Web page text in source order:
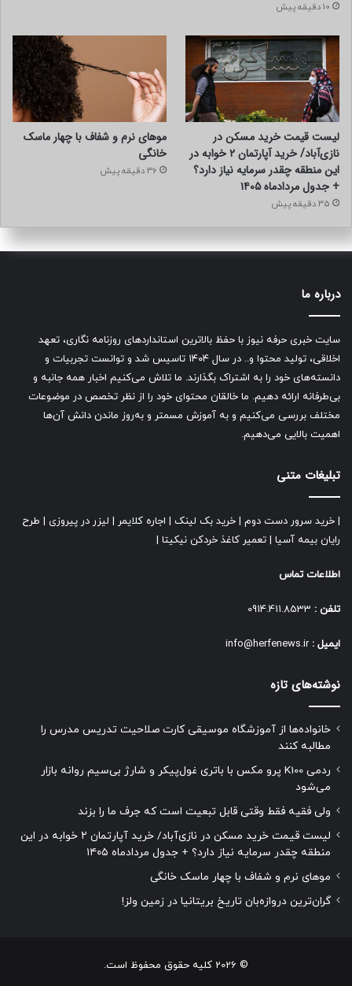
10 دقیقه پیش
لیست قیمت خرید مسکن در
نازی‌آباد/ خرید آپارتمان ۲ خوابه در
این منطقه چقدر سرمایه نیاز دارد؟
+ جدول مردادماه ۱۴۰۵
35 دقیقه پیش
موهای نرم و شفاف با چهار ماسک
خانگی
36 دقیقه پیش
درباره ما
سایت خبری حرفه نیوز با حفظ بالاترین استانداردهای روزنامه نگاری، تعهد
اخلاقی، تولید محتوا و.. در سال ۱۴۰۴ تاسیس شد و توانست تجربیات و
دانسته‌های خود را به اشتراک بگذارند. ما تلاش می‌کنیم اخبار همه جانبه و
بی‌طرفانه ارائه دهیم. ما خالقان محتوای خود را از نظر تخصص در موضوعات
مختلف بررسی می‌کنیم و به آموزش مسمتر و به‌روز ماندن دانش آن‌ها
اهمیت بالایی می‌دهیم.
تبلیغات متنی
خرید سرور دست دوم خرید بک لینک اجاره کلایمر لیزر در پیروزی
طرح
رایان بیمه آسیا
تعمیر کاغذ خردکن نیکیتا
اطلاعات تماس
تلفن :
ایمیل : info@herfenews.ir
نوشته‌های تازه
خانواده‌ها از آموزشگاه موسیقی کارت صلاحیت تدریس مدرس را
مطالبه کنند
ردمی K100 پرو مکس با باتری غول‌پیکر و شارژ بی‌سیم روانه بازار
می‌شود
ولی فقیه فقط وقتی قابل تبعیت است که جرف ما را بزند
لیست قیمت خرید مسکن در نازی‌آباد/ خرید آپارتمان ۲ خوابه در این
منطقه چقدر سرمایه نیاز دارد؟ + جدول مردادماه ۱۴۰۵
موهای نرم و شفاف با چهار ماسک خانگی
گران‌ترین دروازه‌بان تاریخ بریتانیا در زمین ولز!
© 2026 کلیه حقوق محفوظ است.